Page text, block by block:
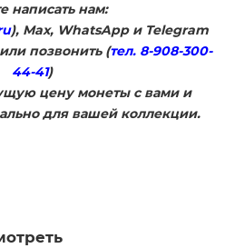
написать нам:
), Max, WhatsApp и Telegram
позвонить (тел. 8-908-300-
44-41)
цену монеты с вами и
для вашей коллекции.